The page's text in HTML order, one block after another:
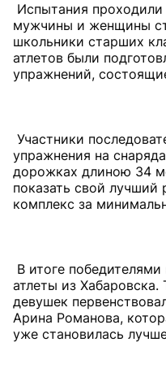
Испытания
мужчины и женщины
школьники старших
атлетов были
упражнений,
Участники
упражнения на
дорожках длиною 34
показать свой лучший
комплекс за
В итоге победителями
атлеты из
девушек
Арина Романова,
уже становилась